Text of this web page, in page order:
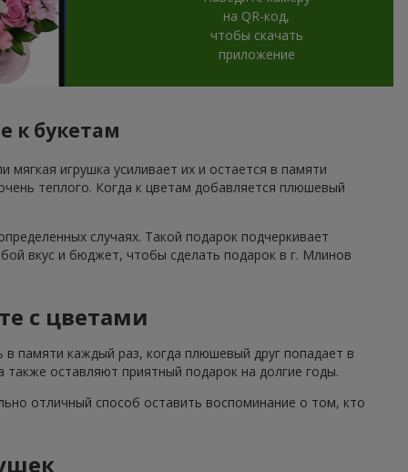
на QR-код,
чтобы скачать
приложение
к букетам
игрушка усиливает их и остается в памяти
теплого. Когда к цветам добавляется плюшевый
случаях. Такой подарок подчеркивает
вкус и бюджет, чтобы сделать подарок в г. Млинов
с цветами
памяти каждый раз, когда плюшевый друг попадает в
оставляют приятный подарок на долгие годы.
отличный способ оставить воспоминание о том, кто